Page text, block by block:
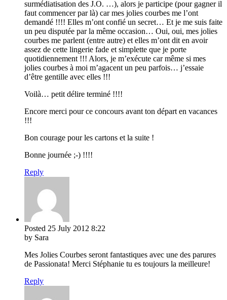
surmédiatisation des J.O. …), alors je participe (pour gagner il
faut commencer par là) car mes jolies courbes me l’ont
demandé !!!! Elles m’ont confié un secret… Et je me suis faite
un peu disputée par la même occasion… Oui, oui, mes jolies
courbes me parlent (entre autre) et elles m’ont dit en avoir
assez de cette lingerie fade et simplette que je porte
quotidiennement !!! Alors, je m’exécute car même si mes
jolies courbes à moi m’agacent un peu parfois… j’essaie
d’être gentille avec elles !!!
Voilà… petit délire terminé !!!!
Encore merci pour ce concours avant ton départ en vacances
!!!
Bon courage pour les cartons et la suite !
Bonne journée ;-) !!!!
Reply
Posted 25 July 2012 8:22
by Sara
Mes Jolies Courbes seront fantastiques avec une des parures
de Passionata! Merci Stéphanie tu es toujours la meilleure!
Reply